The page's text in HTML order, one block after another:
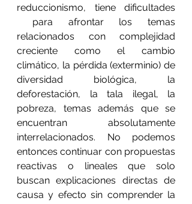
reduccionismo, tiene dificultades
para afrontar los temas
relacionados con complejidad
creciente como el cambio
climático, la pérdida (exterminio) de
diversidad biológica, la
deforestación, la tala ilegal, la
pobreza, temas además que se
encuentran absolutamente
interrelacionados. No podemos
entonces continuar con propuestas
reactivas o lineales que solo
buscan explicaciones directas de
causa y efecto sin comprender la